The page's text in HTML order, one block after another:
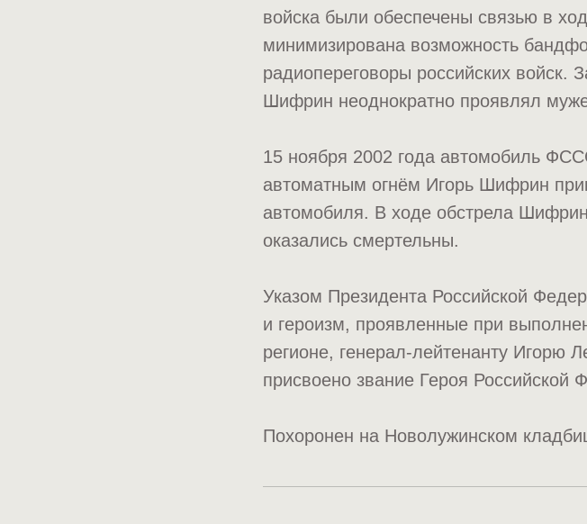
войска были обеспечены связью в
минимизирована возможность
радиопереговоры российских войск.
Шифрин неоднократно проявлял
15 ноября 2002 года автомобиль
автоматным огнём Игорь Шифрин
автомобиля. В ходе обстрела
оказались смертельны.
Указом Президента Российской
и героизм, проявленные при
регионе, генерал-лейтенанту Игорю
присвоено звание Героя Российской
Похоронен на Новолужинском